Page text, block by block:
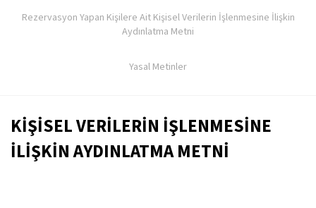
Rezervasyon Yapan Kişilere Ait Kişisel Verilerin İşlenmesine İlişkin
Aydınlatma Metni
Yasal Metinler
KİŞİSEL VERİLERİN İŞLENMESİNE
İLİŞKİN AYDINLATMA METNİ